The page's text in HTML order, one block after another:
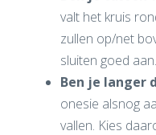
valt het kruis
zullen op/net
sluiten goed aan.
Ben je langer
onesie alsnog
vallen. Kies